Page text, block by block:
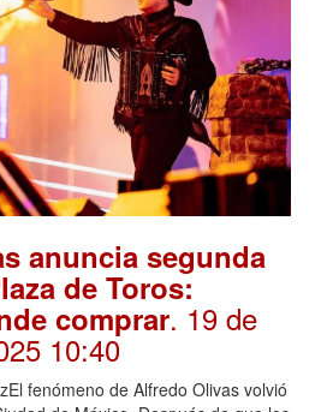
anuncia segunda
de Toros:
comprar. 19 de
10:40
fenómeno de Alfredo Olivas volvió